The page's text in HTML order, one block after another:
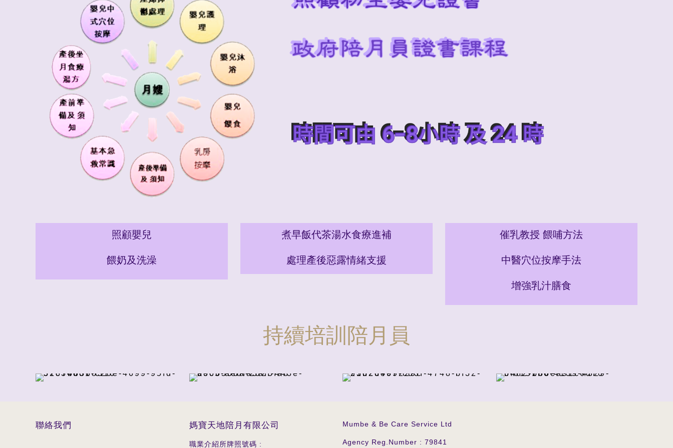
照顧嬰兒
餵奶及洗澡
煮早飯代茶湯水食療進補
處理產後惡露情緒支援
催乳教授 餵哺方法
中醫穴位按摩手法
增強乳汁膳食
持續培訓陪月員
聯絡我們 媽寶天地陪月有限公司
職業介紹所牌照號碼 :
Mumbe & Be Care Service Ltd
Agency Reg.Number : 79841